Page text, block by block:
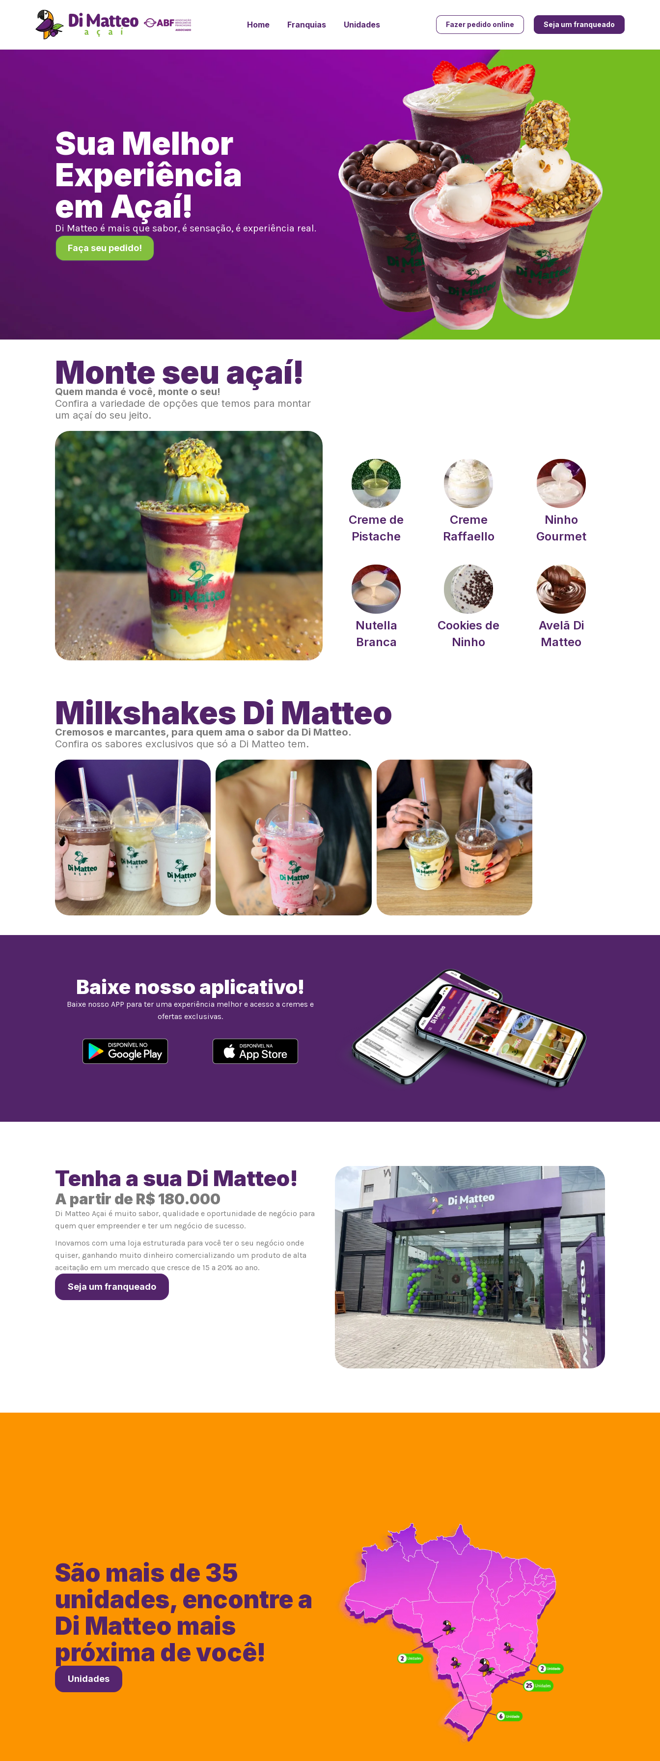
Home Franquias Unidades Fazer pedido online Seja um franqueado
Sua Melhor
Experiência
em Açaí!
Di Matteo é mais que sabor, é sensação, é experiência real.
Faça seu pedido!
Monte seu açaí!
Quem manda é você, monte o seu!
Confira a variedade de opções que temos para montar
um açaí do seu jeito.
Creme de
Pistache
Creme
Raffaello
Ninho
Gourmet
Nutella
Branca
Cookies de
Ninho
Avelã Di
Matteo
Milkshakes Di Matteo
Cremosos e marcantes, para quem ama o sabor da Di Matteo.
Confira os sabores exclusivos que só a Di Matteo tem.
Baixe nosso aplicativo!
Baixe nosso APP para ter uma experiência melhor e acesso a cremes e
ofertas exclusivas.
Tenha a sua Di Matteo!
A partir de R$ 180.000
Di Matteo Açai é muito sabor, qualidade e oportunidade de negócio para
quem quer empreender e ter um negócio de sucesso.
Inovamos com uma loja estruturada para você ter o seu negócio onde
quiser, ganhando muito dinheiro comercializando um produto de alta
aceitação em um mercado que cresce de 15 a 20% ao ano.
Seja um franqueado
São mais de 35
unidades, encontre a
Di Matteo mais
próxima de você!
Unidades